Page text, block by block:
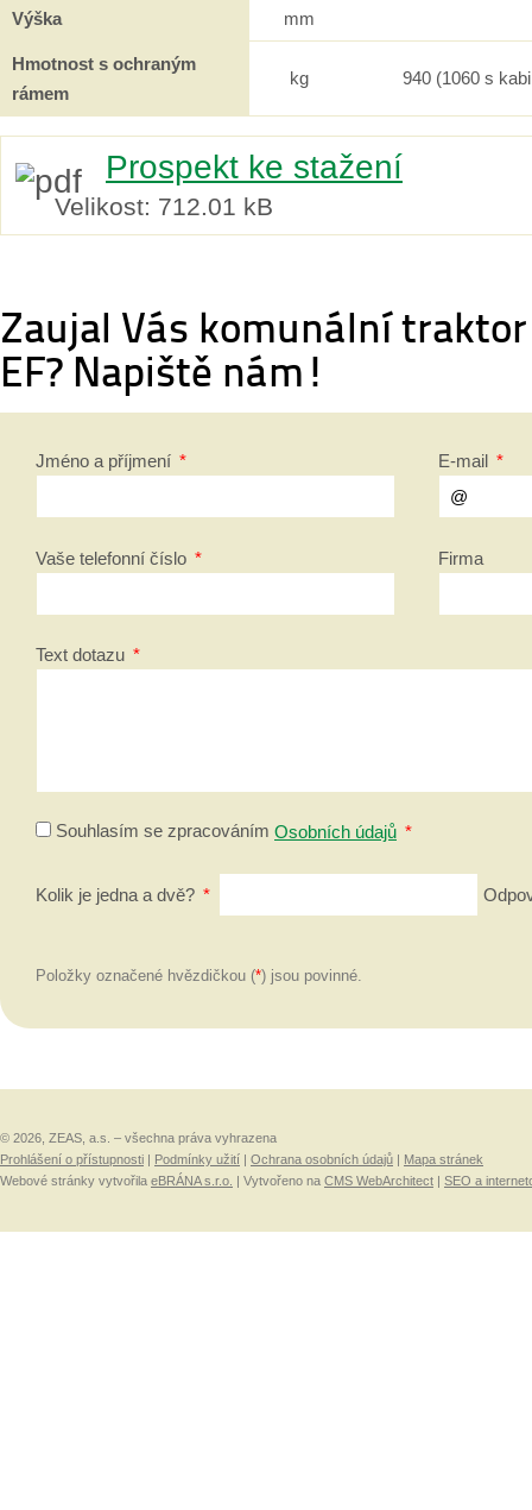
Výška mm
Hmotnost s ochraným
rámem
kg 940 (1060 s
Prospekt ke stažení
Velikost: 712.01 kB
Zaujal Vás komunální
EF? Napiště nám!
Jméno a příjmení * E-mail *
Vaše telefonní číslo * Firma
Text dotazu *
Souhlasím se zpracováním Osobních údajů *
Kolik je jedna a dvě? *
Položky označené hvězdičkou (*) jsou povinné.
© 2026, ZEAS, a.s. – všechna práva vyhrazena
Prohlášení o přístupnosti | Podmínky užití | Ochrana osobních údajů | Mapa stránek
Webové stránky vytvořila eBRÁNA s.r.o. | Vytvořeno na CMS WebArchitect | SEO a